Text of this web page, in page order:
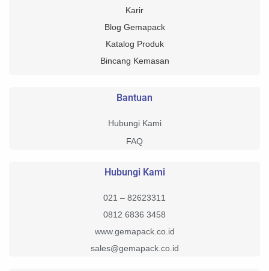
Karir
Blog Gemapack
Katalog Produk
Bincang Kemasan
Bantuan
Hubungi Kami
FAQ
Hubungi Kami
021 – 82623311
0812 6836 3458
www.gemapack.co.id
sales@gemapack.co.id